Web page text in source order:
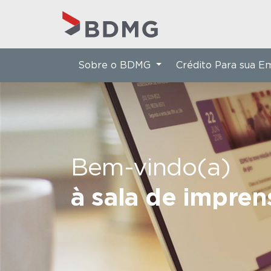
Bem-vindo(a)
à sala de
Sobre o BDMG Crédito Para sua